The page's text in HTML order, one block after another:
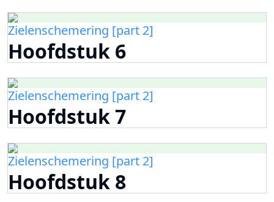
Zielenschemering [part 2]
Hoofdstuk 6
Zielenschemering [part 2]
Hoofdstuk 7
Zielenschemering [part 2]
Hoofdstuk 8